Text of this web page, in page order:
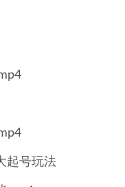
起号玩法